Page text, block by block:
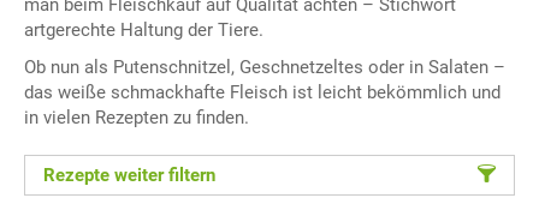
man beim Fleischkauf auf Qualität achten – Stichwort
artgerechte Haltung der Tiere.
Ob nun als Putenschnitzel, Geschnetzeltes oder in Salaten –
das weiße schmackhafte Fleisch ist leicht bekömmlich und
in vielen Rezepten zu finden.
Rezepte weiter filtern